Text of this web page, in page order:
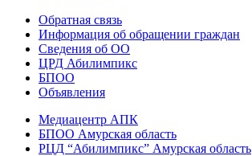
Обратная связь
Информация об обращении граждан
Сведения об ОО
ЦРД Абилимпикс
БПОО
Объявления
Медиацентр АПК
БПОО Амурская область
РЦД “Абилимпикс” Амурская область